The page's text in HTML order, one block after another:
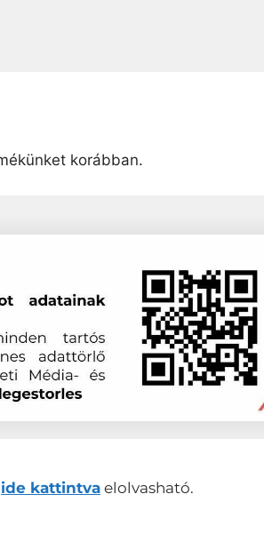
korábban.
ide kattintva elolvasható.